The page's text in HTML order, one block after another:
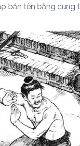
bắn tên bằng cung